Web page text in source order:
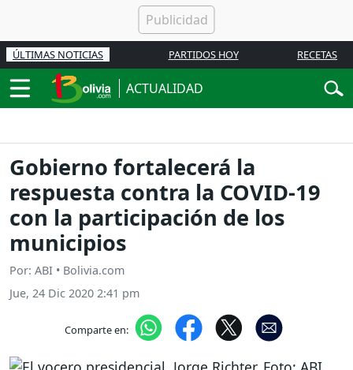
ÚLTIMAS NOTICIAS PARTIDOS HOY RECETAS
ACTUALIDAD
Gobierno fortalecerá la
respuesta contra la COVID-19
con la participación de los
municipios
Por: ABI • Bolivia.com
Jue, 24 Dic 2020 2:41 pm
Comparte en: